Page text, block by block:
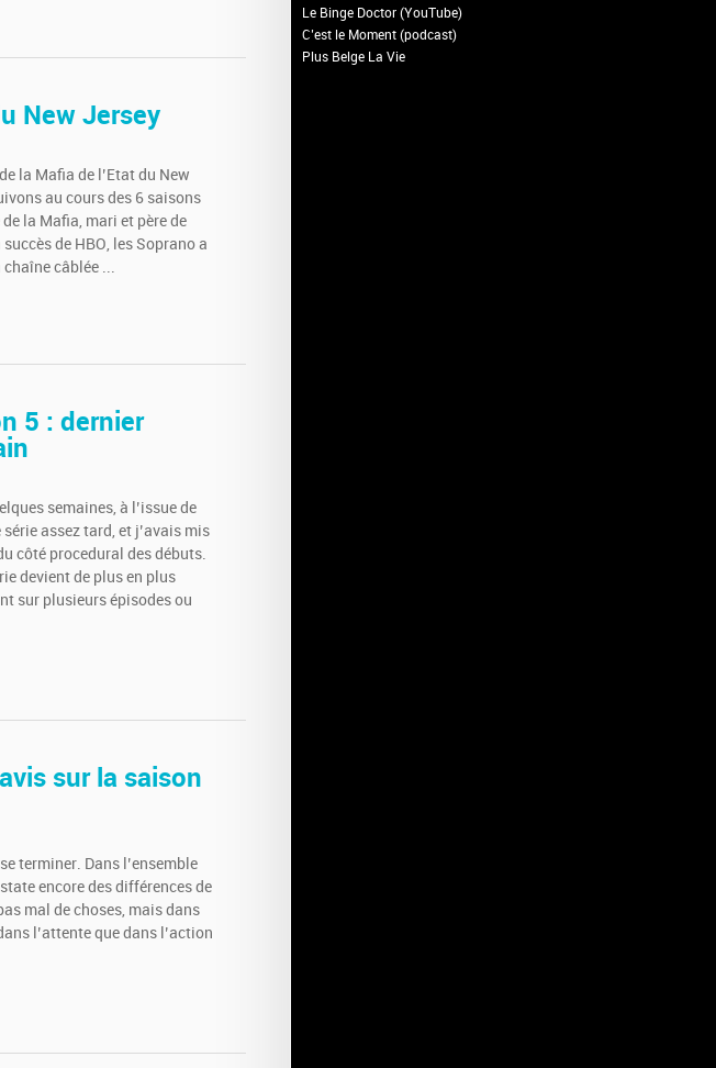
New Jersey
la Mafia de l’Etat du New
au cours des 6 saisons
la Mafia, mari et père de
de HBO, les Soprano a
câblée ...
5 : dernier
semaines, à l’issue de
assez tard, et j’avais mis
côté procedural des débuts.
devient de plus en plus
sur plusieurs épisodes ou
sur la saison
terminer. Dans l’ensemble
encore des différences de
mal de choses, mais dans
l’attente que dans l’action
Le Binge Doctor (YouTube)
C’est le Moment (podcast)
Plus Belge La Vie